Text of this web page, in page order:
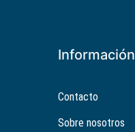
Información
Contacto
Sobre nosotros